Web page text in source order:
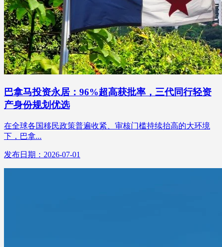
巴拿马投资永居：96%超高获批率，三代同行轻资
产身份规划优选
在全球各国移民政策普遍收紧、审核门槛持续抬高的大环境
下，巴拿...
发布日期：2026-07-01